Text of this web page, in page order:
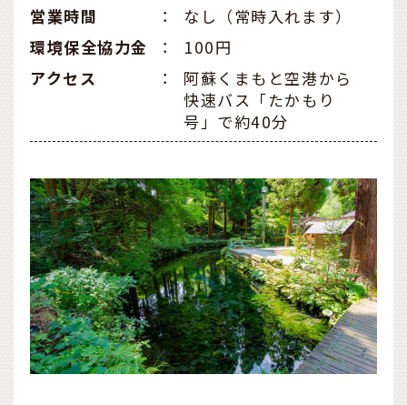
営業時間
：
なし（常時入れます）
環境保全協力金
：
100円
アクセス
：
阿蘇くまもと空港から
快速バス「たかもり
号」で約40分